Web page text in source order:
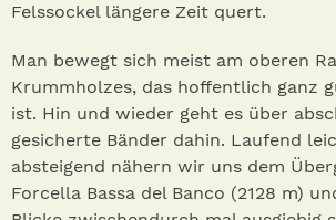
Felssockel längere Zeit quert.
Man bewegt sich meist am oberen
Krummholzes, das hoffentlich ganz
ist. Hin und wieder geht es über
gesicherte Bänder dahin. Laufend
absteigend nähern wir uns dem
Forcella Bassa del Banco (2128 m)